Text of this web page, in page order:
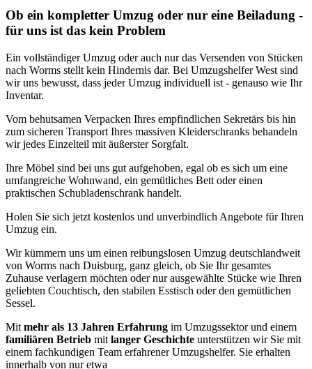
Ob ein kompletter Umzug oder nur eine Beiladung -
für uns ist das kein Problem
Ein vollständiger Umzug oder auch nur das Versenden von Stücken
nach Worms stellt kein Hindernis dar. Bei Umzugshelfer West sind
wir uns bewusst, dass jeder Umzug individuell ist - genauso wie Ihr
Inventar.
Vom behutsamen Verpacken Ihres empfindlichen Sekretärs bis hin
zum sicheren Transport Ihres massiven Kleiderschranks behandeln
wir jedes Einzelteil mit äußerster Sorgfalt.
Ihre Möbel sind bei uns gut aufgehoben, egal ob es sich um eine
umfangreiche Wohnwand, ein gemütliches Bett oder einen
praktischen Schubladenschrank handelt.
Holen Sie sich jetzt kostenlos und unverbindlich Angebote für Ihren
Umzug ein.
Wir kümmern uns um einen reibungslosen Umzug deutschlandweit
von Worms nach Duisburg, ganz gleich, ob Sie Ihr gesamtes
Zuhause verlagern möchten oder nur ausgewählte Stücke wie Ihren
geliebten Couchtisch, den stabilen Esstisch oder den gemütlichen
Sessel.
Mit mehr als 13 Jahren Erfahrung im Umzugssektor und einem
familiären Betrieb mit langer Geschichte unterstützen wir Sie mit
einem fachkundigen Team erfahrener Umzugshelfer. Sie erhalten
innerhalb von nur etwa